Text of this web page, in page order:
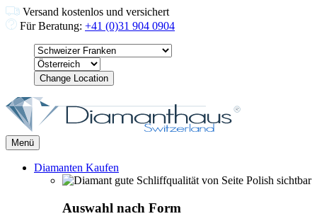
Versand kostenlos und versichert
Für Beratung: +41 (0)31 904 0904
Change Location
Menü
Diamanten Kaufen
Auswahl nach Form